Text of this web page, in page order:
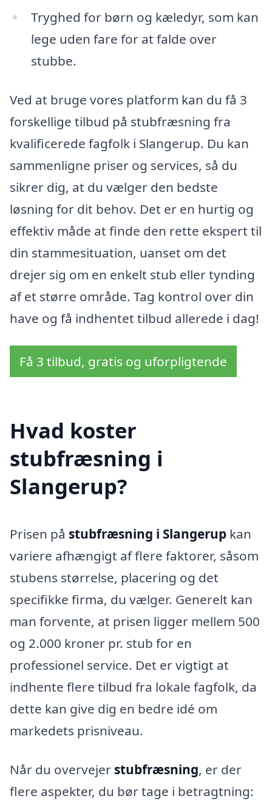
Tryghed for børn og kæledyr, som kan
lege uden fare for at falde over
stubbe.
Ved at bruge vores platform kan du få 3
forskellige tilbud på stubfræsning fra
kvalificerede fagfolk i Slangerup. Du kan
sammenligne priser og services, så du
sikrer dig, at du vælger den bedste
løsning for dit behov. Det er en hurtig og
effektiv måde at finde den rette ekspert til
din stammesituation, uanset om det
drejer sig om en enkelt stub eller tynding
af et større område. Tag kontrol over din
have og få indhentet tilbud allerede i dag!
Få 3 tilbud, gratis og uforpligtende
Hvad koster
stubfræsning i
Slangerup?
Prisen på stubfræsning i Slangerup kan
variere afhængigt af flere faktorer, såsom
stubens størrelse, placering og det
specifikke firma, du vælger. Generelt kan
man forvente, at prisen ligger mellem 500
og 2.000 kroner pr. stub for en
professionel service. Det er vigtigt at
indhente flere tilbud fra lokale fagfolk, da
dette kan give dig en bedre idé om
markedets prisniveau.
Når du overvejer stubfræsning, er der
flere aspekter, du bør tage i betragtning: